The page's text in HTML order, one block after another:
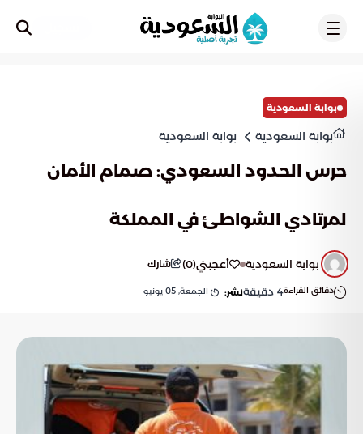
بوابة السعودية
بوابة السعودية بوابة السعودية
حرس الحدود السعودي: صمام الأمان
لمرتادي الشواطئ في المملكة
بوابة السعودية أعجبني(
0
) شارك
دقائق القراءة4 دقيقةنشر: الجمعة, 05 يونيو